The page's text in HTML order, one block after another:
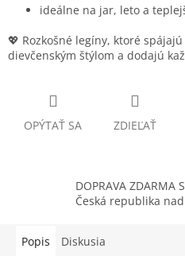
ideálne na jar, leto a
💖 Rozkošné legíny, ktoré
dievčenským štýlom a dodajú
OPÝTAŤ SA ZDIEĽAŤ
DOPRAVA
Česká republika
Popis Diskusia